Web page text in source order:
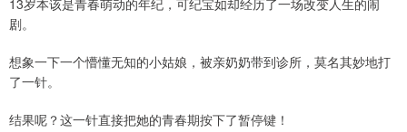
13岁本该是青春萌动的年纪，可纪宝如却经历了一场改变人生的闹
剧。
想象一下一个懵懂无知的小姑娘，被亲奶奶带到诊所，莫名其妙地打
了一针。
结果呢？这一针直接把她的青春期按下了暂停键！